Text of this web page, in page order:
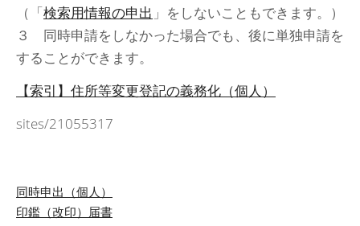
（「検索用情報の申出 」をしないこともできます。）
３ 同時申請をしなかった場合でも、後に単独申請を
することができます。
【索引】住所等変更登記の義務化（個人）
sites/21055317
投
同時申出（個人）
印鑑（改印）届書